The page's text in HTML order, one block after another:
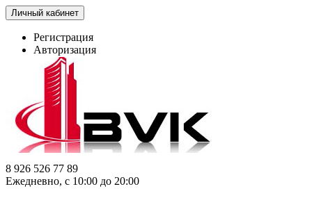
Личный кабинет
Регистрация
Авторизация
8 926 526 77 89
Ежедневно, с 10:00 до 20:00